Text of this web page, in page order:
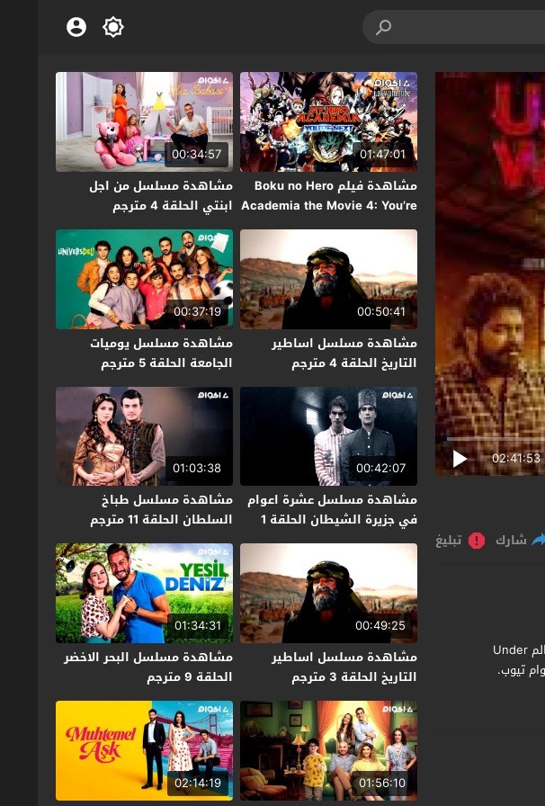
02:41:53
شارك تبليغ
مشاهدة وتحميل فيلم Under World 2019 مترجم جودة عالية بدون اعلانات مزعجة مشاهدة اون لاين فيلم تحت العالم Under
01:47:01
مشاهدة فيلم Boku no Hero
Academia the Movie 4: You’re
Next 2024 مترجم
00:34:57
مشاهدة مسلسل من اجل
ابنتي الحلقة 4 مترجم
00:50:41
مشاهدة مسلسل اساطير
التاريخ الحلقة 4 مترجم
00:37:19
مشاهدة مسلسل يوميات
الجامعة الحلقة 5 مترجم
00:42:07
مشاهدة مسلسل عشرة اعوام
في جزيرة الشيطان الحلقة 1
مترجم
01:03:38
مشاهدة مسلسل طباخ
السلطان الحلقة 11 مترجم
00:49:25
مشاهدة مسلسل اساطير
التاريخ الحلقة 3 مترجم
01:34:31
مشاهدة مسلسل البحر الاخضر
الحلقة 9 مترجم
01:56:10
02:14:19